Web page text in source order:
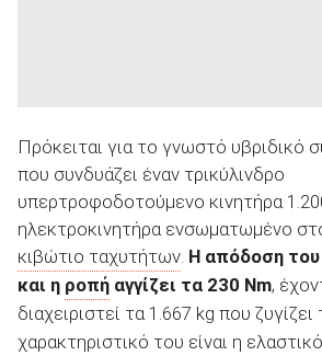
Πρόκειται για το γνωστό υβριδικό
που συνδυάζει έναν τρικύλινδρο
υπερτροφοδοτούμενο κινητήρα
ηλεκτροκινητήρα ενσωματωμένο
κιβώτιο ταχυτήτων Η απόδοση του
και η ροπή αγγίζει τα 230 Nm,
διαχειριστεί τα 1.667 kg που ζυγίζει
χαρακτηριστικό του είναι η